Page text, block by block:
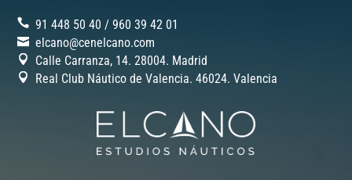
91 448 50 40 /‎960 39 42 01
elcano@cenelcano.com
Calle Carranza, 14. 28004. Madrid
Real Club Náutico de Valencia. 46024. Valencia